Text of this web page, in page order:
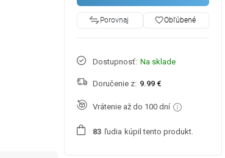
Porovnaj favorite_borderObľúbené
Dostupnosť: Na sklade
Doručenie z: 9.99 €
Vrátenie až do 100 dní
83 ľudia kúpil tento produkt.